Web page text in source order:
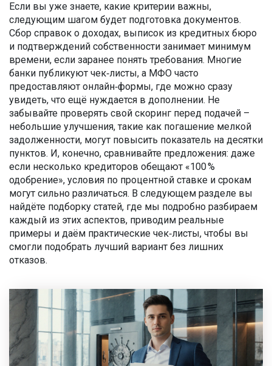
Если вы уже знаете, какие критерии важны,
следующим шагом будет подготовка документов.
Сбор справок о доходах, выписок из кредитных бюро
и подтверждений собственности занимает минимум
времени, если заранее понять требования. Многие
банки публикуют чек‑листы, а МФО часто
предоставляют онлайн‑формы, где можно сразу
увидеть, что ещё нуждается в дополнении. Не
забывайте проверять свой скоринг перед подачей –
небольшие улучшения, такие как погашение мелкой
задолженности, могут повысить показатель на десятки
пунктов. И, конечно, сравнивайте предложения: даже
если несколько кредиторов обещают «100 %
одобрение», условия по процентной ставке и срокам
могут сильно различаться. В следующем разделе вы
найдёте подборку статей, где мы подробно разбираем
каждый из этих аспектов, приводим реальные
примеры и даём практические чек‑листы, чтобы вы
смогли подобрать лучший вариант без лишних
отказов.